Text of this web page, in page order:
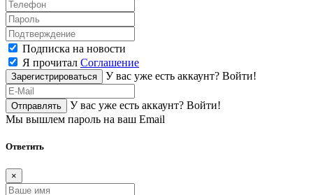
Подписка на новости
Я прочитал Соглашение
Зарегистрироваться У вас уже есть аккаунт? Войти!
Отправлять У вас уже есть аккаунт? Войти!
Мы вышлем пароль на ваш Email
Ответить
×